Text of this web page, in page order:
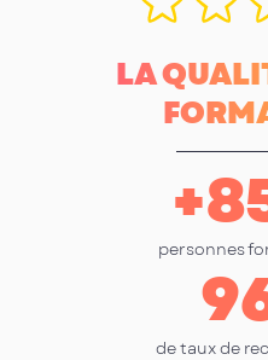
LA
personnes
+
de taux de